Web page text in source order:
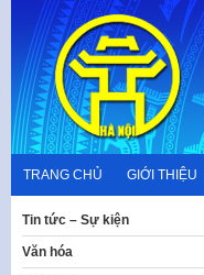
content
TRANG CHỦ GIỚI THIỆU
Tin tức – Sự kiện
Văn hóa